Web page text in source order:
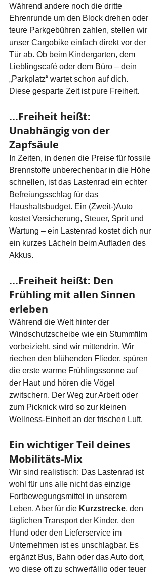
Während andere noch die dritte
Ehrenrunde um den Block drehen oder
teure Parkgebühren zahlen, stellen wir
unser Cargobike einfach direkt vor der
Tür ab. Ob beim Kindergarten, dem
Lieblingscafé oder dem Büro – dein
„Parkplatz“ wartet schon auf dich.
Diese gesparte Zeit ist pure Freiheit.
...Freiheit heißt:
Unabhängig von der
Zapfsäule
In Zeiten, in denen die Preise für fossile
Brennstoffe unberechenbar in die Höhe
schnellen, ist das Lastenrad ein echter
Befreiungsschlag für das
Haushaltsbudget. Ein (Zweit-)Auto
kostet Versicherung, Steuer, Sprit und
Wartung – ein Lastenrad kostet dich nur
ein kurzes Lächeln beim Aufladen des
Akkus.
...Freiheit heißt: Den
Frühling mit allen Sinnen
erleben
Während die Welt hinter der
Windschutzscheibe wie ein Stummfilm
vorbeizieht, sind wir mittendrin. Wir
riechen den blühenden Flieder, spüren
die erste warme Frühlingssonne auf
der Haut und hören die Vögel
zwitschern. Der Weg zur Arbeit oder
zum Picknick wird so zur kleinen
Wellness-Einheit an der frischen Luft.
Ein wichtiger Teil deines
Mobilitäts-Mix
Wir sind realistisch: Das Lastenrad ist
wohl für uns alle nicht das einzige
Fortbewegungsmittel in unserem
Leben. Aber für die Kurzstrecke, den
täglichen Transport der Kinder, den
Hund oder den Lieferservice im
Unternehmen ist es unschlagbar. Es
ergänzt Bus, Bahn oder das Auto dort,
wo diese oft zu schwerfällig oder teuer